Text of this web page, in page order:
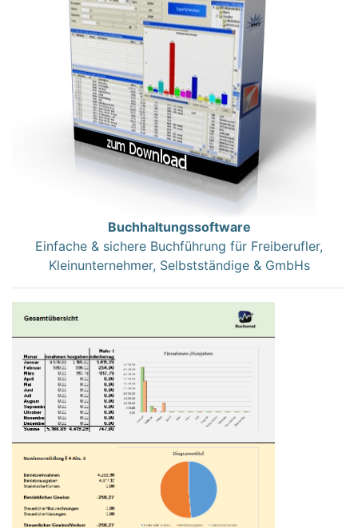
Buchhaltungssoftware
Einfache & sichere Buchführung für Freiberufler,
Kleinunternehmer, Selbstständige & GmbHs